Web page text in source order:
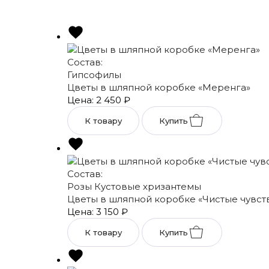
Состав:
Гипсофилы
Цветы в шляпной коробке «Меренга»
Цена: 2 450 ₽
К товару Купить
Состав:
Розы Кустовые хризантемы
Цветы в шляпной коробке «Чистые
Цена: 3 150 ₽
К товару Купить